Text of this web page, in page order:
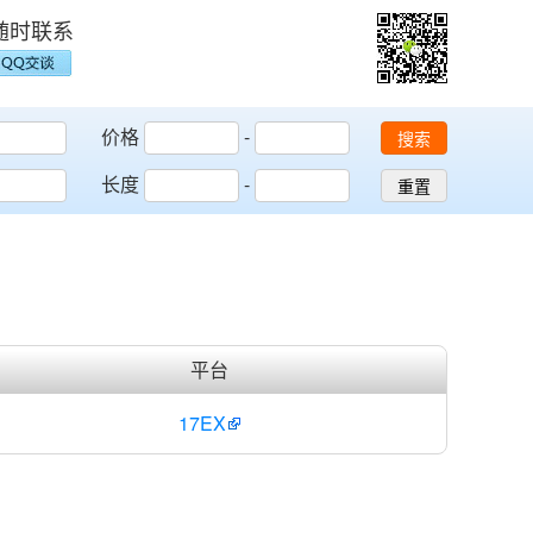
时联系
价格
-
长度
-
搜索
重置
平台
17EX